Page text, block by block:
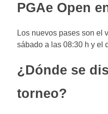
PGAe Open
Los nuevos pases son el
sábado a las 08:30 h y el
¿Dónde se
torneo?